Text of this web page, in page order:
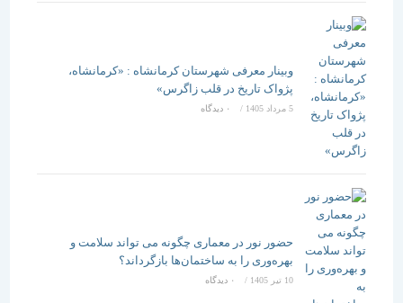
وبینار معرفی شهرستان کرمانشاه : «کرمانشاه،
پژواک تاریخ در قلب زاگرس»
5 مرداد 1405 / ۰ دیدگاه
حضور نور در معماری چگونه می تواند سلامت و
بهره‌وری را به ساختمان‌ها بازگرداند؟
/ ۰ دیدگاه